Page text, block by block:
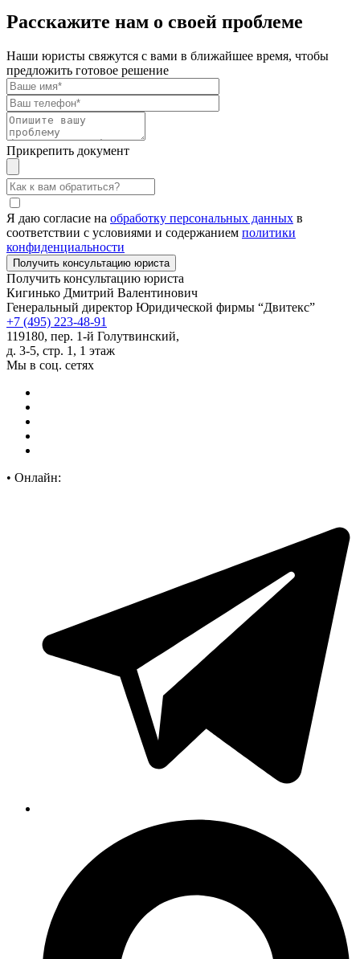
Расскажите нам о своей проблеме
Наши юристы свяжутся с вами в ближайшее время, чтобы
предложить готовое решение
Прикрепить документ
Я даю согласие на обработку персональных данных в
соответствии с условиями и содержанием политики
конфиденциальности
Получить консультацию юриста
Кигинько Дмитрий Валентинович
Генеральный директор Юридической фирмы “Двитекс”
+7 (495) 223-48-91
119180, пер. 1-й Голутвинский,
д. 3-5, стр. 1, 1 этаж
Мы в соц. сетях
• Онлайн: